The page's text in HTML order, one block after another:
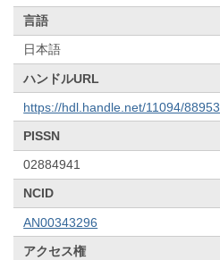
言語
日本語
ハンドルURL
https://hdl.handle.net/11094/88953
PISSN
02884941
NCID
AN00343296
アクセス権